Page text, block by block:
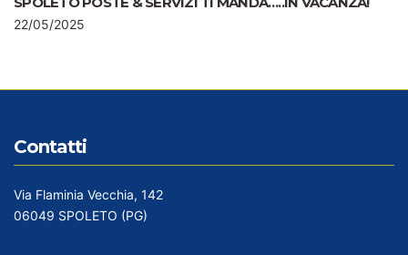
22/05/2025
Contatti
Via Flaminia Vecchia, 142
06049 SPOLETO (PG)